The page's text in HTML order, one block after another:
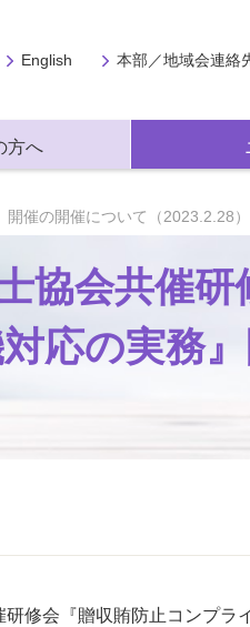
方へ
English 本部／地域会連絡
催の開催について（2023.2.28）
協会共催研
応の実務
修会『贈収賄防止コンプラ